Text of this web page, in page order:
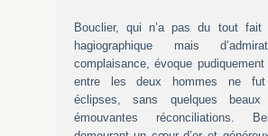
Bouclier, qui n’a pas du tout fait
hagiographique mais
complaisance, évoque pudiquement
entre les deux hommes ne
éclipses, sans quelques
émouvantes réconciliations.